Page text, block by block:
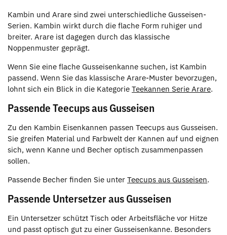
Kambin und Arare sind zwei unterschiedliche Gusseisen-
Serien. Kambin wirkt durch die flache Form ruhiger und
breiter. Arare ist dagegen durch das klassische
Noppenmuster geprägt.
Wenn Sie eine flache Gusseisenkanne suchen, ist Kambin
passend. Wenn Sie das klassische Arare-Muster bevorzugen,
lohnt sich ein Blick in die Kategorie Teekannen Serie Arare.
Passende Teecups aus Gusseisen
Zu den Kambin Eisenkannen passen Teecups aus Gusseisen.
Sie greifen Material und Farbwelt der Kannen auf und eignen
sich, wenn Kanne und Becher optisch zusammenpassen
sollen.
Passende Becher finden Sie unter Teecups aus Gusseisen.
Passende Untersetzer aus Gusseisen
Ein Untersetzer schützt Tisch oder Arbeitsfläche vor Hitze
und passt optisch gut zu einer Gusseisenkanne. Besonders